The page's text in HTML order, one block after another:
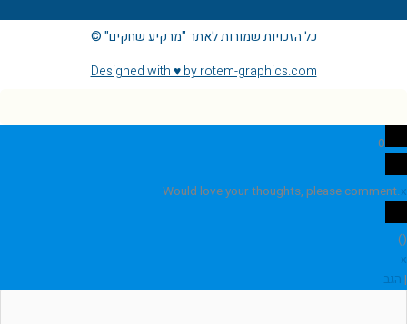
כל הזכויות שמורות לאתר "מרקיע שחקים" ©
Designed with ♥ by rotem-graphics.com
0
Would love your thoughts, please comment.x
(
)
x
| הגב